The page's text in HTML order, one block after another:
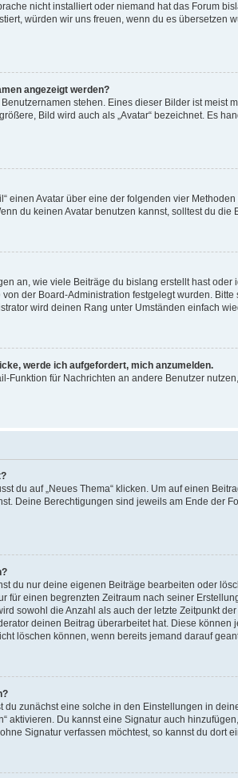
nicht installiert oder niemand hat das Forum
würden wir uns freuen, wenn du es übersetzen
angezeigt werden?
stehen. Eines dieser Bilder ist
Bild wird auch als „Avatar“ bezeichnet. Es
einen Avatar über eine der folgenden vier
du keinen Avatar benutzen kannst, solltest du die
an, wie viele Beiträge du bislang erstellt hast
der Board-Administration festgelegt wurden.
wird deinen Rang unter Umständen einfach
werde ich aufgefordert, mich anzumelden.
Funktion für Nachrichten an andere Benutzer
du auf „Neues Thema“ klicken. Um auf einen
Deine Berechtigungen sind jeweils am Ende der
du nur deine eigenen Beiträge bearbeiten oder
für einen begrenzten Zeitraum nach seiner
sowohl die Anzahl als auch der letzte Zeitpunkt
deinen Beitrag überarbeitet hat. Diese
löschen können, wenn bereits jemand darauf
zunächst eine solche in den Einstellungen in
aktivieren. Du kannst eine Signatur auch
Signatur verfassen möchtest, so kannst du dort